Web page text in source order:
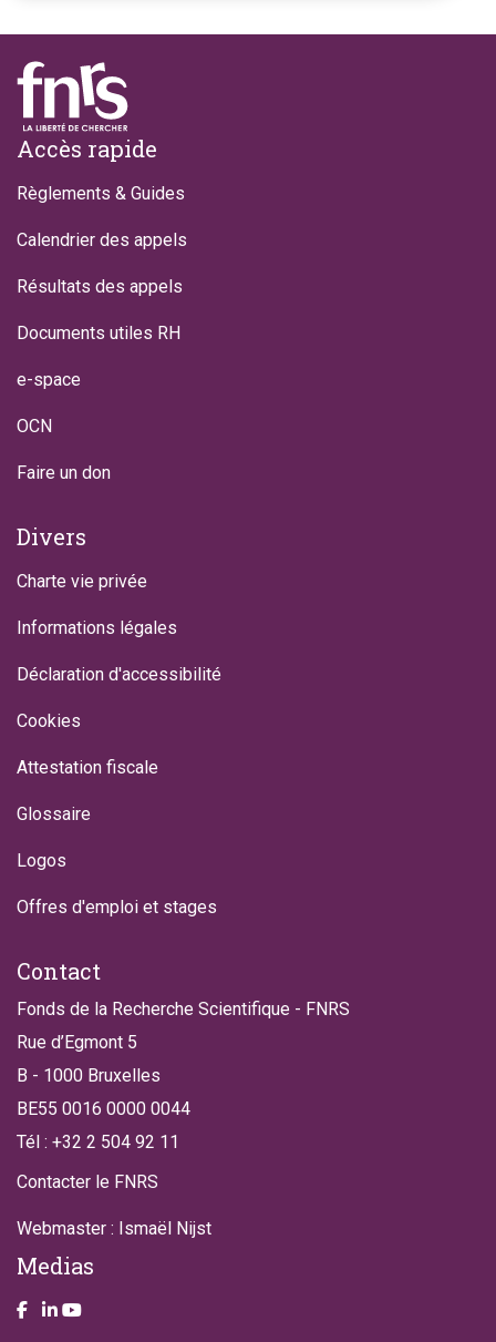
Footer
Accès rapide
Règlements & Guides
Calendrier des appels
Résultats des appels
Documents utiles RH
e-space
OCN
Faire un don
Divers
Charte vie privée
Informations légales
Déclaration d'accessibilité
Cookies
Attestation fiscale
Glossaire
Logos
Offres d'emploi et stages
Contact
Fonds de la Recherche Scientifique - FNRS
Rue d’Egmont 5
B - 1000 Bruxelles
BE55 0016 0000 0044
Tél : +32 2 504 92 11
Contacter le FNRS
Webmaster : Ismaël Nijst
Medias
Take a look on our facebook page
Take a look on our LinkendIn page